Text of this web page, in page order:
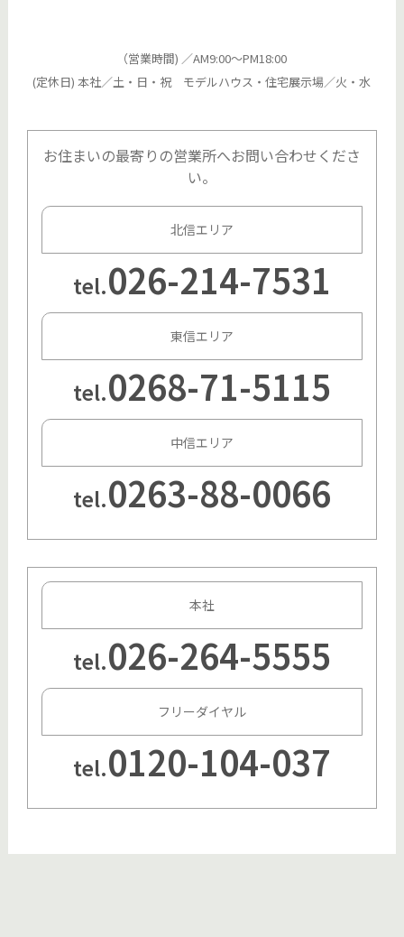
（営業時間) ／AM9:00～PM18:00
(定休日) 本社／土・日・祝 モデルハウス・住宅展示場／火・水
お住まいの最寄りの営業所へお問い合わせくださ
い。
北信エリア
tel.026-214-7531
東信エリア
tel.0268-71-5115
中信エリア
tel.0263-88-0066
本社
tel.026-264-5555
フリーダイヤル
tel.0120-104-037